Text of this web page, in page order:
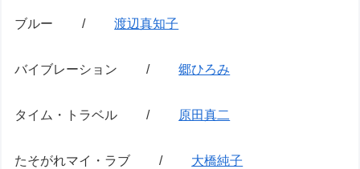
ブルー /渡辺真知子
バイブレーション /郷ひろみ
タイム・トラベル / 原田真二
たそがれマイ・ラブ / 大橋純子